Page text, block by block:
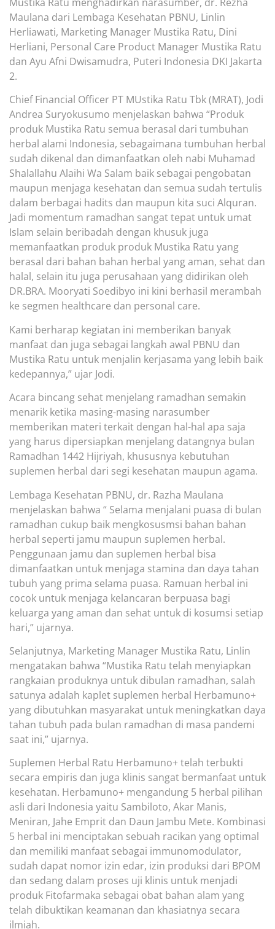
Maulana dari Lembaga Kesehatan PBNU, Linlin
Herliawati, Marketing Manager Mustika Ratu, Dini
Herliani, Personal Care Product Manager Mustika Ratu
dan Ayu Afni Dwisamudra, Puteri Indonesia DKI Jakarta
2.
Chief Financial Officer PT MUstika Ratu Tbk (MRAT), Jodi
Andrea Suryokusumo menjelaskan bahwa “Produk
produk Mustika Ratu semua berasal dari tumbuhan
herbal alami Indonesia, sebagaimana tumbuhan herbal
sudah dikenal dan dimanfaatkan oleh nabi Muhamad
Shalallahu Alaihi Wa Salam baik sebagai pengobatan
maupun menjaga kesehatan dan semua sudah tertulis
dalam berbagai hadits dan maupun kita suci Alquran.
Jadi momentum ramadhan sangat tepat untuk umat
Islam selain beribadah dengan khusuk juga
memanfaatkan produk produk Mustika Ratu yang
berasal dari bahan bahan herbal yang aman, sehat dan
halal, selain itu juga perusahaan yang didirikan oleh
DR.BRA. Mooryati Soedibyo ini kini berhasil merambah
ke segmen healthcare dan personal care.
Kami berharap kegiatan ini memberikan banyak
manfaat dan juga sebagai langkah awal PBNU dan
Mustika Ratu untuk menjalin kerjasama yang lebih baik
kedepannya,” ujar Jodi.
Acara bincang sehat menjelang ramadhan semakin
menarik ketika masing-masing narasumber
memberikan materi terkait dengan hal-hal apa saja
yang harus dipersiapkan menjelang datangnya bulan
Ramadhan 1442 Hijriyah, khususnya kebutuhan
suplemen herbal dari segi kesehatan maupun agama.
Lembaga Kesehatan PBNU, dr. Razha Maulana
menjelaskan bahwa “ Selama menjalani puasa di bulan
ramadhan cukup baik mengkosusmsi bahan bahan
herbal seperti jamu maupun suplemen herbal.
Penggunaan jamu dan suplemen herbal bisa
dimanfaatkan untuk menjaga stamina dan daya tahan
tubuh yang prima selama puasa. Ramuan herbal ini
cocok untuk menjaga kelancaran berpuasa bagi
keluarga yangaman dan sehat untuk di kosumsi setiap
hari,” ujarnya.
Selanjutnya, Marketing Manager Mustika Ratu, Linlin
mengatakan bahwa “Mustika Ratu telah menyiapkan
rangkaian produknya untuk dibulan ramadhan, salah
satunya adalah kaplet suplemen herbal Herbamuno+
yang dibutuhkan masyarakat untuk meningkatkan daya
tahan tubuh pada bulan ramadhan di masa pandemi
saat ini,” ujarnya.
Suplemen Herbal Ratu Herbamuno+telah terbukti
secara empiris dan juga klinis sangat bermanfaat untuk
kesehatan. Herbamuno+ mengandung 5 herbal pilihan
asli dari Indonesia yaitu Sambiloto, Akar Manis,
Meniran, Jahe Emprit dan Daun Jambu Mete. Kombinasi
5 herbal ini menciptakan sebuah racikan yang optimal
dan memiliki manfaat sebagai immunomodulator,
sudah dapat nomor izin edar, izin produksi dari BPOM
dan sedang dalam proses uji klinis untuk menjadi
produk Fitofarmaka sebagai obat bahan alam yang
telah dibuktikan keamanan dan khasiatnya secara
ilmiah.